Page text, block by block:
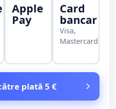
Apple
Pay
Card
bancar
Visa,
Mastercard
plată 5 €